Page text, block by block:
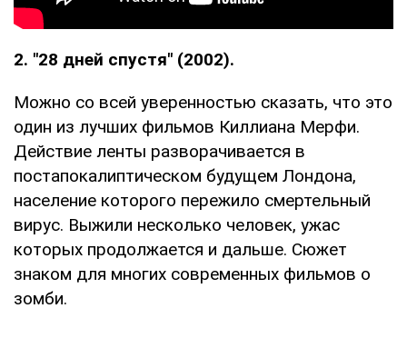
2. "28 дней спустя" (2002).
Можно со всей уверенностью сказать, что это
один из лучших фильмов Киллиана Мерфи.
Действие ленты разворачивается в
постапокалиптическом будущем Лондона,
население которого пережило смертельный
вирус. Выжили несколько человек, ужас
которых продолжается и дальше. Сюжет
знаком для многих современных фильмов о
зомби.